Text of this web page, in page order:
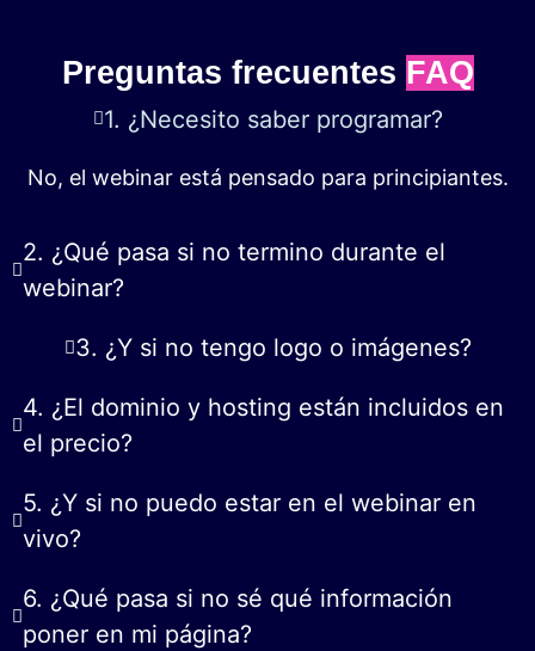
Preguntas frecuentes FAQ
1. ¿Necesito saber programar?
No, el webinar está pensado para principiantes.
2. ¿Qué pasa si no termino durante el
webinar?
3. ¿Y si no tengo logo o imágenes?
4. ¿El dominio y hosting están incluidos en
el precio?
5. ¿Y si no puedo estar en el webinar en
vivo?
6. ¿Qué pasa si no sé qué información
poner en mi página?